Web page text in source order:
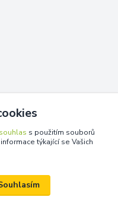
souhlas s použitím souborů
týkající se Vašich